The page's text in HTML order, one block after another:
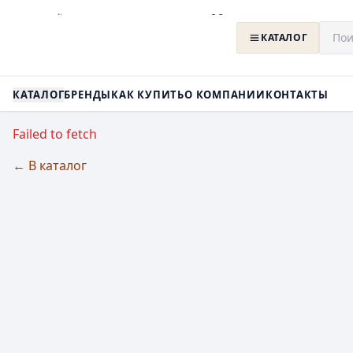
КАТАЛОГ
КАТАЛОГБРЕНДЫКАК КУПИТЬО КОМПАНИИКОНТАКТЫ
Failed to fetch
← В каталог